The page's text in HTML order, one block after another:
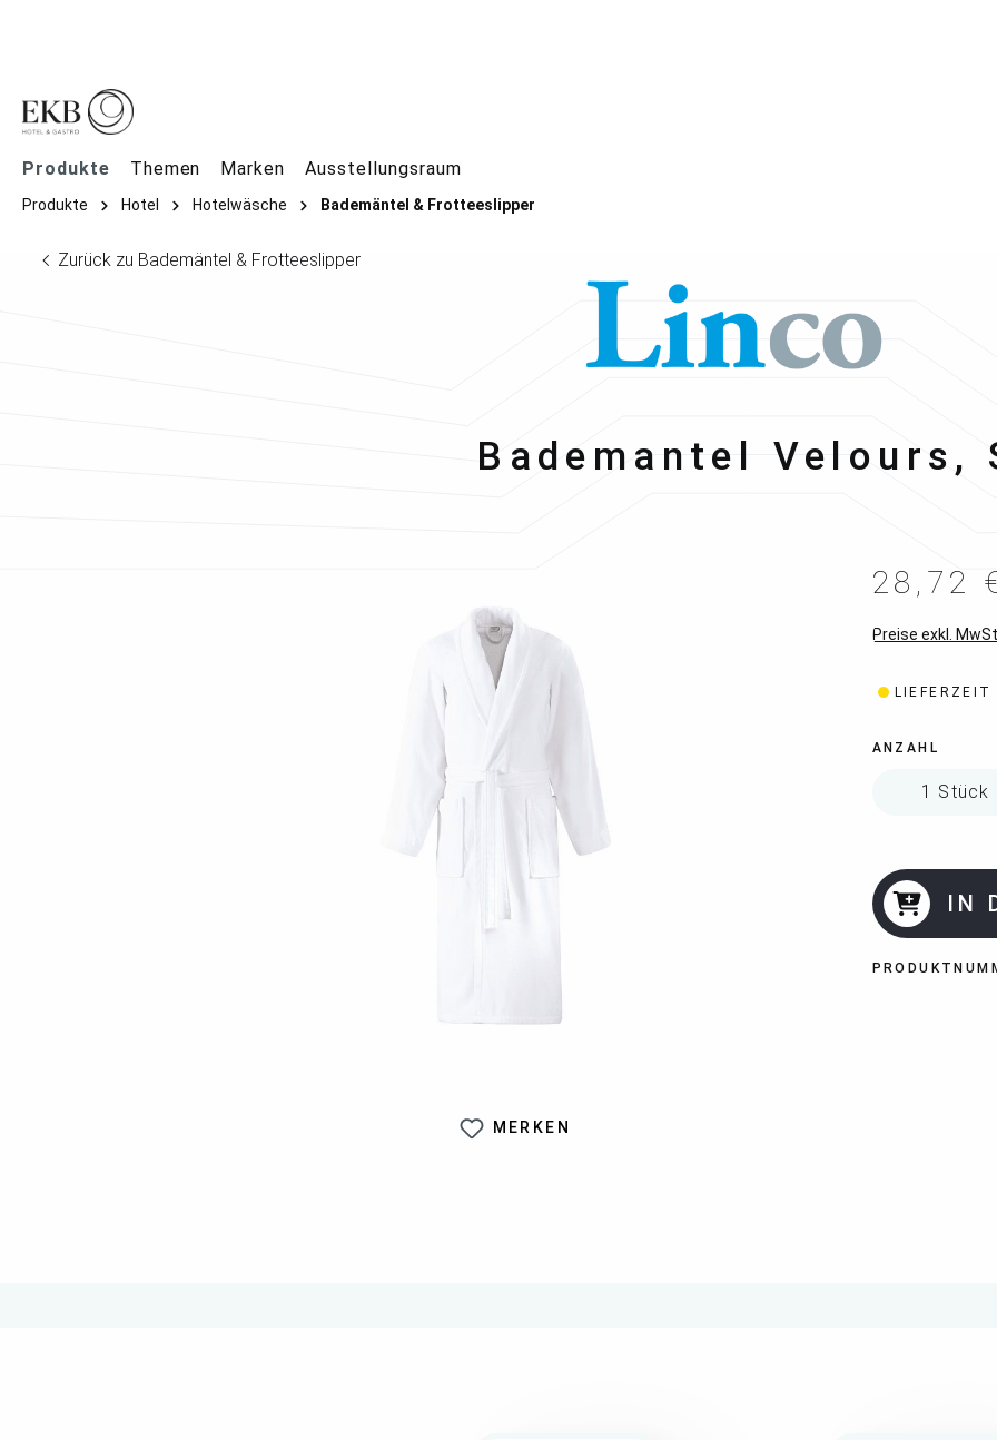
Produkte Themen Marken Ausstellungsraum
Produkte Hotel Hotelwäsche Bademäntel & Frotteeslipper
Zurück zu Bademäntel & Frotteeslipper
Linco
Bademantel Velours,
MERKEN
28,72
Preise exkl.
ANZAHL
IN